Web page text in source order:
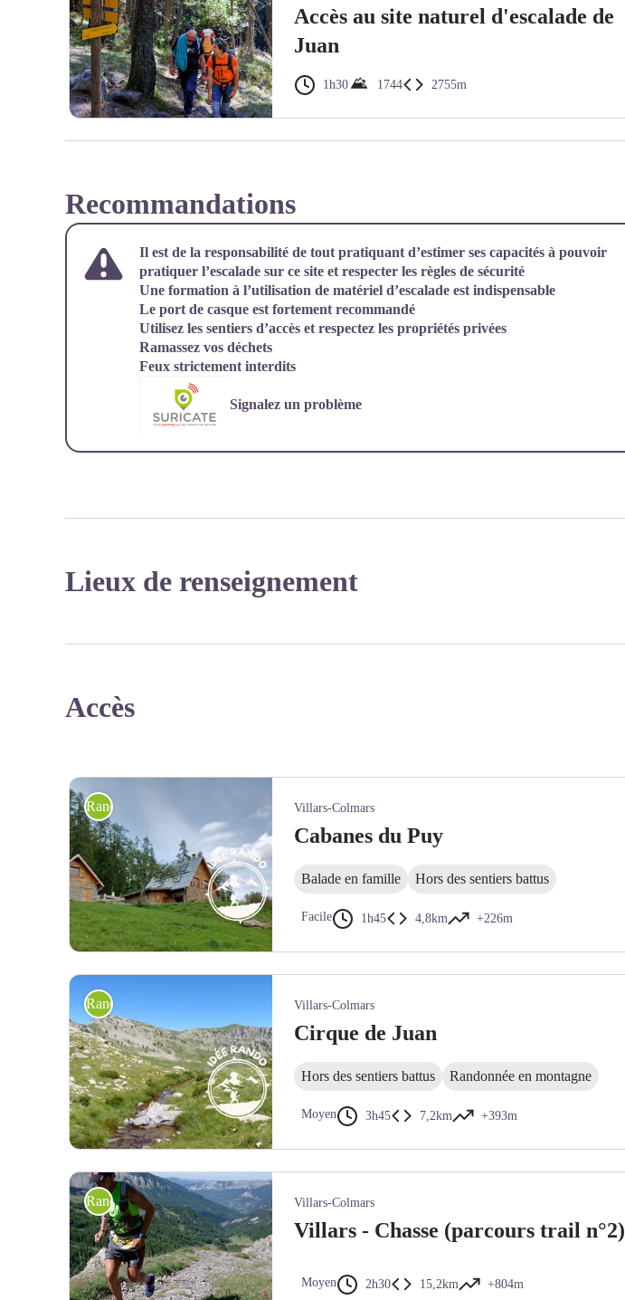
Accès au site naturel d'escalade de
Juan
1h30 1744 2755m
Recommandations
Il est de la responsabilité de tout pratiquant d’estimer ses capacités à pouvoir
pratiquer l’escalade sur ce site et respecter les règles de sécurité
Une formation à l’utilisation de matériel d’escalade est indispensable
Le port de casque est fortement recommandé
Utilisez les sentiers d’accès et respectez les propriétés privées
Ramassez vos déchets
Feux strictement interdits
Signalez un problème
Lieux de renseignement
Accès
Randonnée pédestre Villars-Colmars
Cabanes du Puy
Balade en famille Hors des sentiers battus
Facile 1h45 4,8km +226m
Randonnée pédestre Villars-Colmars
Cirque de Juan
Hors des sentiers battus Randonnée en montagne
Moyen 3h45 7,2km +393m
Randonnée trail Villars-Colmars
Villars - Chasse (parcours trail n°2)
Moyen 2h30 15,2km +804m